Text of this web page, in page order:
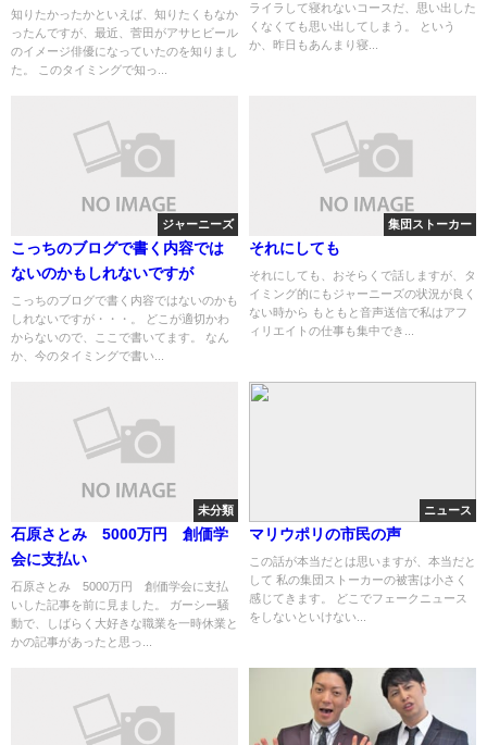
知りたかったかといえば、知りたくもなか
ったんですが、最近、菅田がアサヒビール
のイメージ俳優になっていたのを知りまし
た。 このタイミングで知っ...
ライラして寝れないコースだ、思い出した
くなくても思い出してしまう。 という
か、昨日もあんまり寝...
ジャーニーズ
こっちのブログで書く内容では
ないのかもしれないですが
こっちのブログで書く内容ではないのかも
しれないですが・・・。 どこが適切かわ
からないので、ここで書いてます。 なん
か、今のタイミングで書い...
集団ストーカー
それにしても
それにしても、おそらくで話しますが、タ
イミング的にもジャーニーズの状況が良く
ない時から もともと音声送信で私はアフ
ィリエイトの仕事も集中でき...
未分類
石原さとみ 5000万円 創価学
会に支払い
石原さとみ 5000万円 創価学会に支払
いした記事を前に見ました。 ガーシー騒
動で、しばらく大好きな職業を一時休業と
かの記事があったと思っ...
ニュース
マリウポリの市民の声
この話が本当だとは思いますが、本当だと
して 私の集団ストーカーの被害は小さく
感じてきます。 どこでフェークニュース
をしないといけない...